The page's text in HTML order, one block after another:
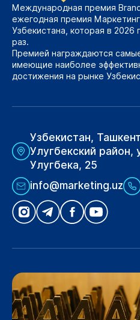
Международная премия
ежегодная премия
Узбекистана, которая в 2026
раз.
Премией награждаются
имеющие наиболее
достижения на рынке
Узбекистан,
Улугбекский район,
Улугбека, 25
info@marketing.uz